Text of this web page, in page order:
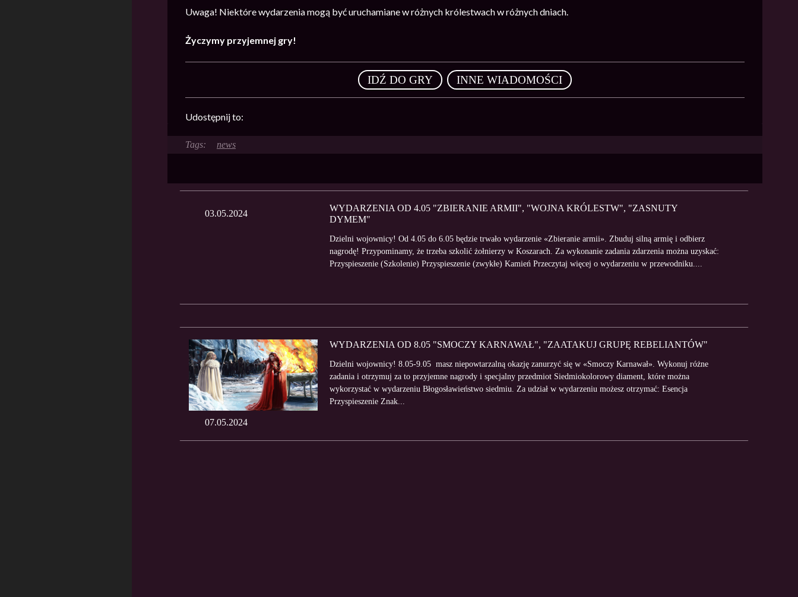
Uwaga! Niektóre wydarzenia mogą być uruchamiane w różnych królestwach w różnych dniach.
Życzymy przyjemnej gry!
IDŹ DO GRY INNE WIADOMOŚCI
Udostępnij to:
news
03.05.2024
WYDARZENIA OD 4.05 "ZBIERANIE ARMII", "WOJNA KRÓLESTW", "ZASNUTY
DYMEM"
Dzielni wojownicy! Od 4.05 do 6.05 będzie trwało wydarzenie «Zbieranie armii». Zbuduj silną armię i odbierz
nagrodę! Przypominamy, że trzeba szkolić żołnierzy w Koszarach. Za wykonanie zadania zdarzenia można uzyskać:
Przyspieszenie (Szkolenie) Przyspieszenie (zwykłe) Kamień Przeczytaj więcej o wydarzeniu w przewodniku....
07.05.2024
WYDARZENIA OD 8.05 "SMOCZY KARNAWAŁ", "ZAATAKUJ GRUPĘ REBELIANTÓW"
Dzielni wojownicy! 8.05-9.05 masz niepowtarzalną okazję zanurzyć się w «Smoczy Karnawał». Wykonuj różne
zadania i otrzymuj za to przyjemne nagrody i specjalny przedmiot Siedmiokolorowy diament, które można
wykorzystać w wydarzeniu Błogosławieństwo siedmiu. Za udział w wydarzeniu możesz otrzymać: Esencja
Przyspieszenie Znak...